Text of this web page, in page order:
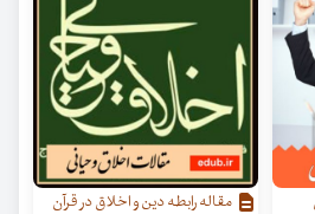
مقاله رابطه دین و اخلاق در قرآن